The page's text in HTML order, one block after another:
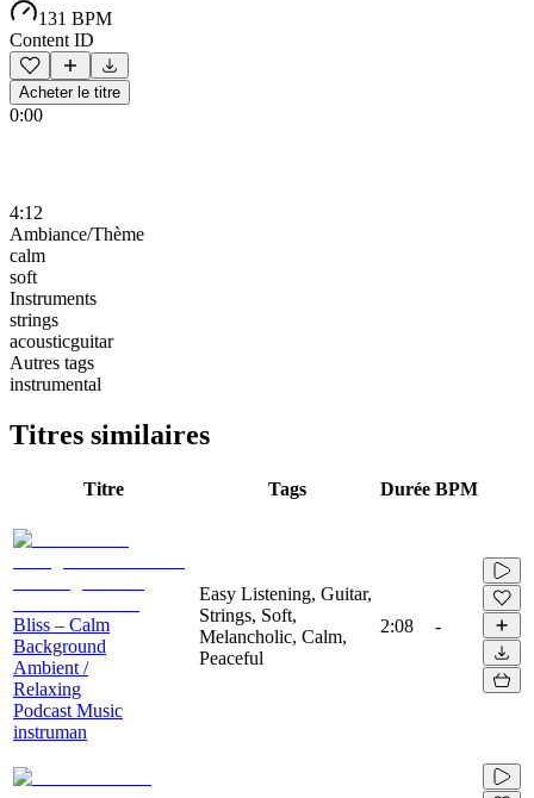
131 BPM
Content ID
Acheter le titre
0:00
4:12
Ambiance/Thème
calm
soft
Instruments
strings
acousticguitar
Autres tags
instrumental
Titres similaires
Titre Tags Durée BPM
Bliss – Calm
Background
Ambient /
Relaxing
Podcast Music
instruman
Easy Listening, Guitar,
Strings, Soft,
Melancholic, Calm,
Peaceful
2:08 -